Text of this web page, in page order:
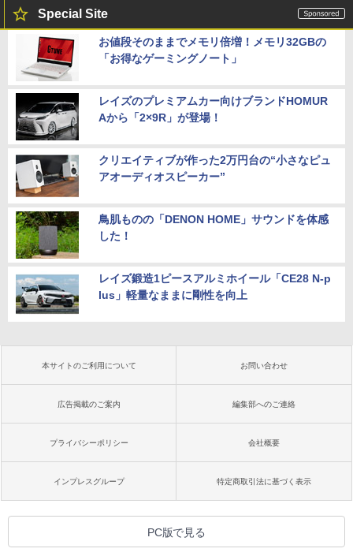
Special Site
お値段そのままでメモリ倍増！メモリ32GBの
「お得なゲーミングノート」
レイズのプレミアムカー向けブランドHOMUR
Aから「2×9R」が登場！
クリエイティブが作った2万円台の“小さなピュ
アオーディオスピーカー”
鳥肌ものの「DENON HOME」サウンドを体感
した！
レイズ鍛造1ピースアルミホイール「CE28 N-p
lus」軽量なままに剛性を向上
本サイトのご利用について お問い合わせ
広告掲載のご案内 編集部へのご連絡
プライバシーポリシー 会社概要
インプレスグループ 特定商取引法に基づく表示
PC版で見る